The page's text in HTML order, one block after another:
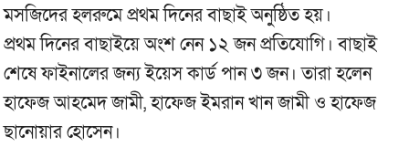
মসজিদের হলরুমে প্রথম দিনের বাছাই অনুষ্ঠিত হয়।
প্রথম দিনের বাছাইয়ে অংশ নেন ১২ জন প্রতিযোগি। বাছাই
শেষে ফাইনালের জন্য ইয়েস কার্ড পান ৩ জন। তারা হলেন
হাফেজ আহমেদ জামী, হাফেজ ইমরান খান জামী ও হাফেজ
ছানোয়ার হোসেন।